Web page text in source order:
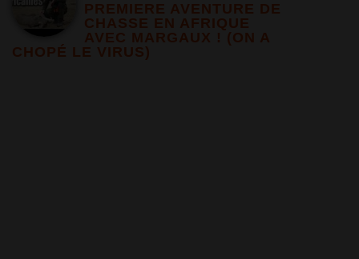
PREMIERE AVENTURE DE
CHASSE EN AFRIQUE
AVEC MARGAUX ! (ON A
CHOPÉ LE VIRUS)